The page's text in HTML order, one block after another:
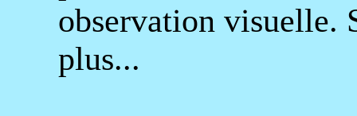
observation visuelle.
plus...